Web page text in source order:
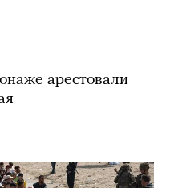
арестовали